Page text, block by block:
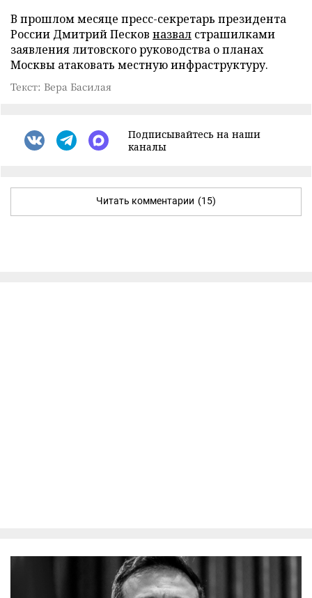
В прошлом месяце пресс-секретарь президента
России Дмитрий Песков назвал страшилками
заявления литовского руководства о планах
Москвы атаковать местную инфраструктуру.
Текст: Вера Басилая
Подписывайтесь на наши
каналы
Читать комментарии (15)